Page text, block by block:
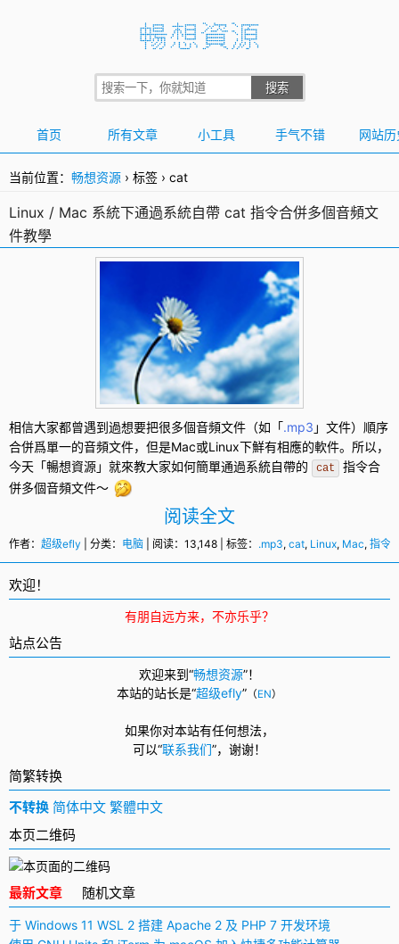
首页 所有文章 小工具 手气不错 网站历
当前位置： 畅想资源 › 标签 › cat
Linux / Mac 系統下通過系統自帶 cat 指令合併多個音頻文
件教學
相信大家都曾遇到過想要把很多個音頻文件 （如「.mp3 」文件）順序
合併爲單一的音頻文件，但是Mac或Linux下鮮有相應的軟件。所以，
今天「暢想資源」就來教大家如何簡單通過系統自帶的
cat 指令合
併多個音頻文件～
阅读全文
作者： 超级efly | 分类： 电脑 | 阅读：13,148 | 标签： .mp3, cat, Linux, Mac, 指令
欢迎！
有朋自远方来，不亦乐乎？
站点公告
欢迎来到“畅想资源”！
本站的站长是“超级efly” （EN）
如果你对本站有任何想法，
可以“联系我们”， 谢谢！
简繁转换
不转换 简体中文 繁體中文
本页二维码
最新文章 随机文章
于 Windows 11 WSL 2 搭建 Apache 2 及 PHP 7 开发环境